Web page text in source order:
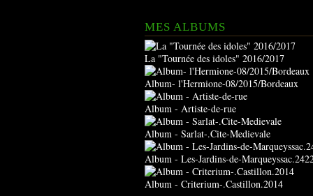
MES ALBUMS
La "Tournée des idoles" 2016/2017
Album- l'Hermione-08/2015/Bordeaux
Album - Artiste-de-rue
Album - Sarlat-.Cite-Medievale
Album - Les-Jardins-de-
Album - Criterium-.Castillon.2014